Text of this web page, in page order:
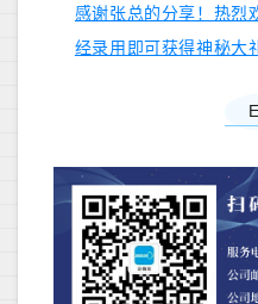
感谢张总的分享！热烈
经录用即可获得神秘大